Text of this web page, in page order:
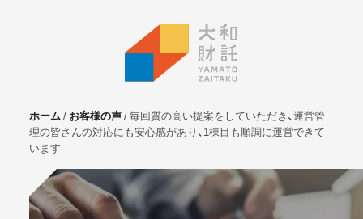
サービス
不動産投資
⼟地活⽤
ホーム お客様の声 毎回質の高い提案をしていただき、運営管
理の皆さんの対応にも安心感があり、1棟目も順調に運営できて
います